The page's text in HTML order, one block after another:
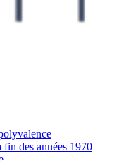
des années 1970